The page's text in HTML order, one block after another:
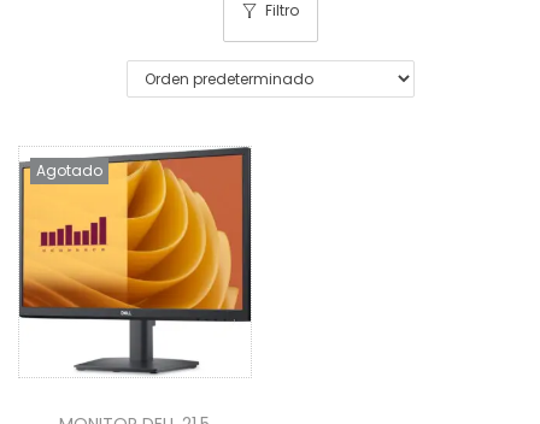
Filtro
Agotado